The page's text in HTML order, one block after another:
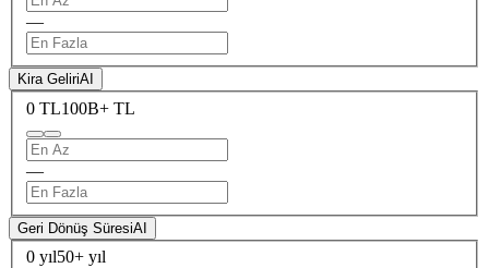
—
Kira GeliriAI
0 TL100B+ TL
—
Geri Dönüş SüresiAI
0 yıl50+ yıl